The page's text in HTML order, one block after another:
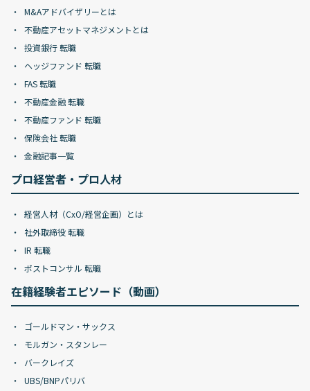
M&Aアドバイザリーとは
不動産アセットマネジメントとは
投資銀行 転職
ヘッジファンド 転職
FAS 転職
不動産金融 転職
不動産ファンド 転職
保険会社 転職
金融記事一覧
プロ経営者・プロ人材
経営人材（CxO/経営企画）とは
社外取締役 転職
IR 転職
ポストコンサル 転職
在籍経験者エピソード（動画）
ゴールドマン・サックス
モルガン・スタンレー
バークレイズ
UBS/BNPパリバ